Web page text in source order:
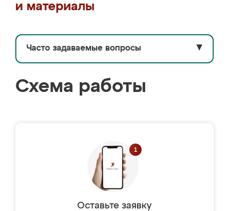
и материалы
Часто задаваемые вопросы ▼
Схема работы
Оставьте заявку